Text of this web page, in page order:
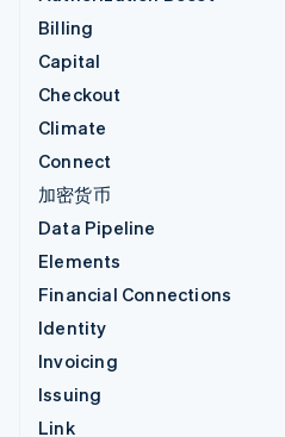
Billing
Capital
Checkout
Climate
Connect
加密货币
Data Pipeline
Elements
Financial Connections
Identity
Invoicing
Issuing
Link